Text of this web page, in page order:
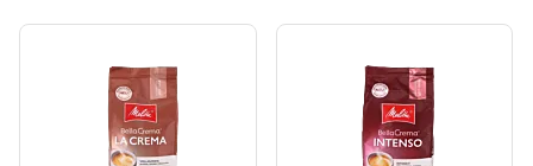
Caffè Borbone zrnková káva Merrild zrnková káva
Garibaldi zrnková káva
Tonino Lamborghini zrnková káva